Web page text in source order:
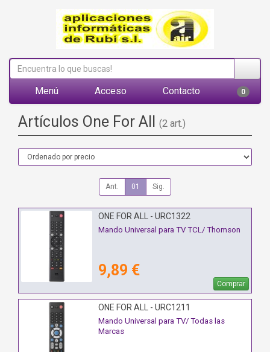
Menú Acceso Contacto 0
Artículos One For All (2 art.)
Ant. 01 Sig.
ONE FOR ALL - URC1322
Mando Universal para TV TCL/ Thomson
9,89 €
Comprar
ONE FOR ALL - URC1211
Mando Universal para TV/ Todas las
Marcas